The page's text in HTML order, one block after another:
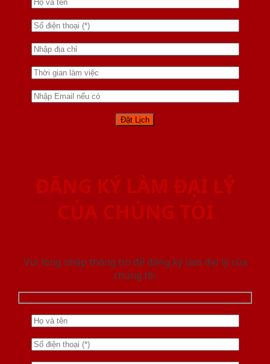
ĐĂNG KÝ LÀM ĐẠI LÝ
CỦA CHÚNG TÔI
Vui lòng nhập thông tin để đăng ký làm đại lý của
chúng tôi